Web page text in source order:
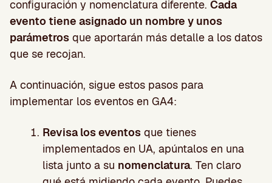
configuración y nomenclatura diferente. Cada
evento tiene asignado un nombre y unos
parámetros que aportarán más detalle a los datos
que se recojan.
A continuación, sigue estos pasos para
implementar los eventos en GA4:
Revisa los eventos que tienes
implementados en UA, apúntalos en una
lista junto a su nomenclatura. Ten claro